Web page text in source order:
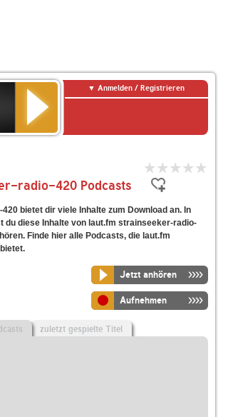
Anmelden / Registrieren
radio-420 Podcasts
bietet dir viele Inhalte zum Download an. In
du diese Inhalte von laut.fm strainseeker-radio-
Finde hier alle Podcasts, die laut.fm
Jetzt anhören
Aufnehmen
zuletzt gespielte Titel